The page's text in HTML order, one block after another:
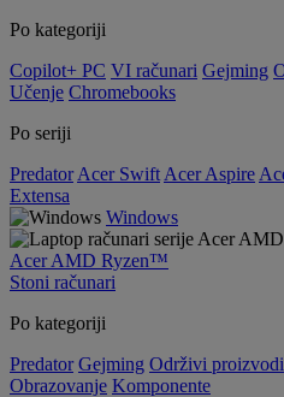
Po kategoriji
Copilot+ PC VI računari Gejming
Učenje Chromebooks
Po seriji
Predator Acer Swift Acer Aspire
Extensa
Windows
Acer AMD Ryzen™
Stoni računari
Po kategoriji
Predator Gejming Održivi proizvodi
Obrazovanje Komponente